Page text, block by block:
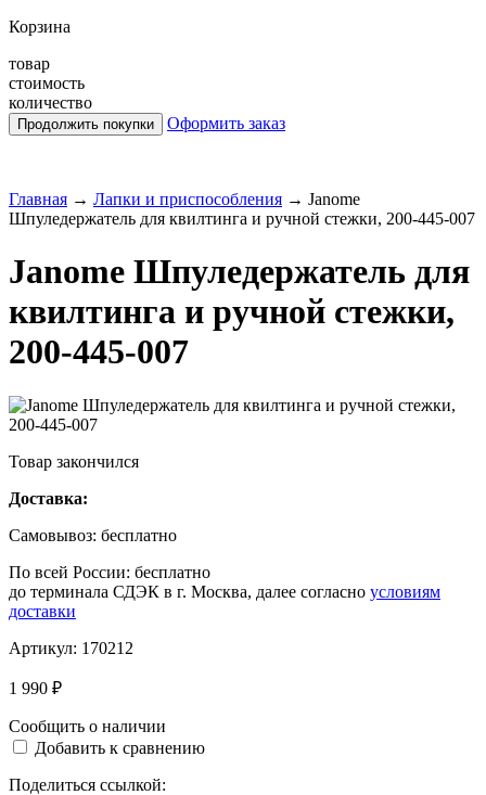
Корзина
товар
стоимость
количество
Оформить заказ
Главная → Лапки и приспособления → Janome
Шпуледержатель для квилтинга и ручной стежки, 200-445-007
Janome Шпуледержатель для
квилтинга и ручной стежки,
200-445-007
Товар закончился
Доставка:
Самовывоз: бесплатно
По всей России: бесплатно
до терминала СДЭК в г. Москва, далее согласно условиям
доставки
Артикул: 170212
1 990 ₽
Сообщить о наличии
Добавить к сравнению
Поделиться ссылкой: